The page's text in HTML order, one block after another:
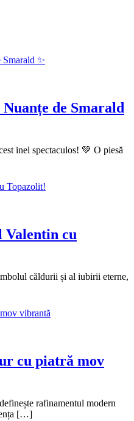
de Smarald
inel spectaculos! 💚 O piesă
Valentin cu
căldurii și al iubirii eterne,
cu piatră mov
rafinamentul modern
[…]